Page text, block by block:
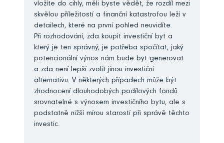
vložíte do cihly, měli byste vědět, že rozdíl mezi
skvělou příležitostí a finanční katastrofou leží v
detailech, které na první pohled neuvidíte.
Při rozhodování, zda koupit investiční byt a
který je ten správný, je potřeba spočítat, jaký
potencionální výnos nám bude byt generovat
a zda není lepší zvolit jinou investiční
alternativu. V některých případech může být
zhodnocení dlouhodobých podílových fondů
srovnatelné s výnosem investičního bytu, ale s
podstatně nižší mírou starostí při správě těchto
investic.